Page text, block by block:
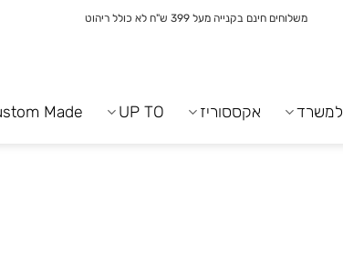
משלוחים חינם בקנייה מעל 399 ש"ח לא כולל ריהוט
למשרד אקססוריז UP TO
Made